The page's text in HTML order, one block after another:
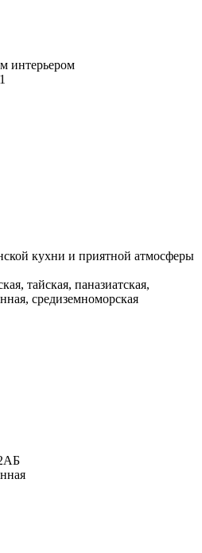
интерьером
кухни и приятной атмосферы
тайская, паназиатская,
средиземноморская